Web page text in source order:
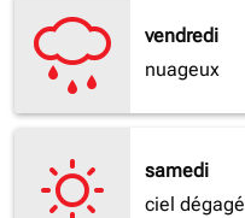
vendredi
nuageux
samedi
ciel dégagé